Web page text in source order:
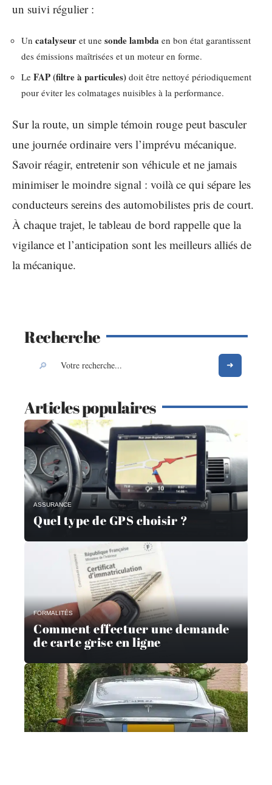
un suivi régulier :
Un catalyseur et une sonde lambda en bon état garantissent
des émissions maîtrisées et un moteur en forme.
Le FAP (filtre à particules) doit être nettoyé périodiquement
pour éviter les colmatages nuisibles à la performance.
Sur la route, un simple témoin rouge peut basculer
une journée ordinaire vers l’imprévu mécanique.
Savoir réagir, entretenir son véhicule et ne jamais
minimiser le moindre signal : voilà ce qui sépare les
conducteurs sereins des automobilistes pris de court.
À chaque trajet, le tableau de bord rappelle que la
vigilance et l’anticipation sont les meilleurs alliés de
la mécanique.
Recherche
Articles populaires
ASSURANCE
Quel type de GPS choisir ?
FORMALITÉS
Comment effectuer une demande
de carte grise en ligne